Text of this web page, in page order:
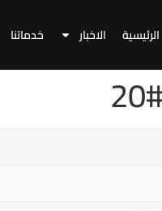
الرئيسية الاخبار خدماتنا